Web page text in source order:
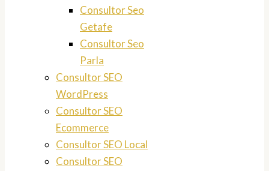
Consultor Seo
Getafe
Consultor Seo
Parla
Consultor SEO
WordPress
Consultor SEO
Ecommerce
Consultor SEO Local
Consultor SEO